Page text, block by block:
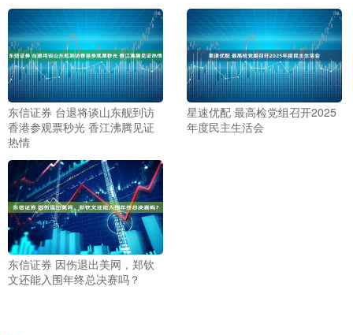
东信证券 台退将谈山东舰到访
香港参观票秒光 香江沸腾见证
热情
星速优配 最高检党组召开2025
年度民主生活会
东信证券 因伤退出美网，郑钦
文还能入围年终总决赛吗？